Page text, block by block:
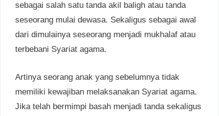
sebagai salah satu tanda akil baligh atau tanda
seseorang mulai dewasa. Sekaligus sebagai awal
dari dimulainya seseorang menjadi mukhalaf atau
terbebani Syariat agama.
Artinya seorang anak yang sebelumnya tidak
memiliki kewajiban melaksanakan Syariat agama.
Jika telah bermimpi basah menjadi tanda sekaligus